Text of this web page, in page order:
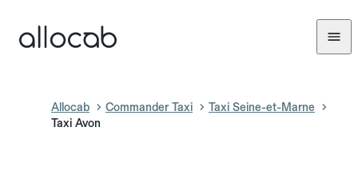
Allocab Commander Taxi
Taxi Seine-et-Marne
Taxi Avon